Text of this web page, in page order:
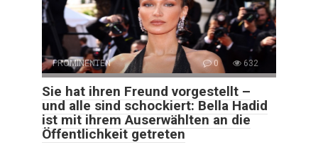
PROMINENTEN 0 632
Sie hat ihren Freund vorgestellt –
und alle sind schockiert: Bella Hadid
ist mit ihrem Auserwählten an die
Öffentlichkeit getreten